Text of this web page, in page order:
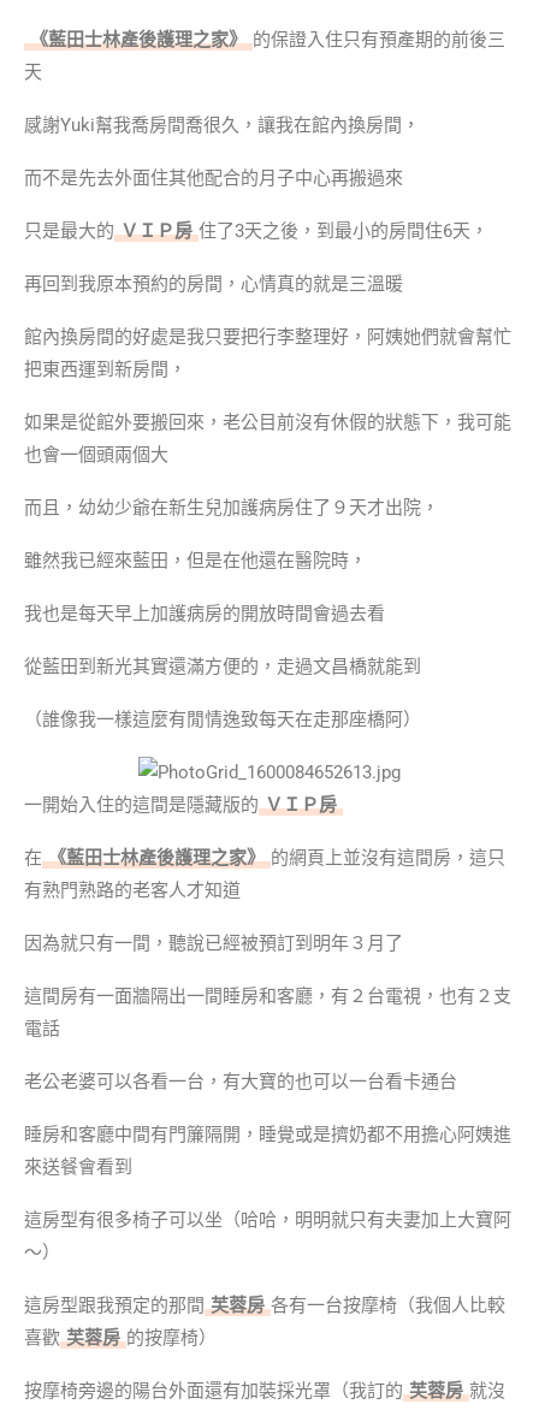
《藍田士林產後護理之家》 的保證入住只有預產期的前後三
天
感謝Yuki幫我喬房間喬很久，讓我在館內換房間，
而不是先去外面住其他配合的月子中心再搬過來
只是最大的 ＶＩＰ房 住了3天之後，到最小的房間住6天，
再回到我原本預約的房間，心情真的就是三溫暖
館內換房間的好處是我只要把行李整理好，阿姨她們就會幫忙
把東西運到新房間，
如果是從館外要搬回來，老公目前沒有休假的狀態下，我可能
也會一個頭兩個大
而且，幼幼少爺在新生兒加護病房住了９天才出院，
雖然我已經來藍田，但是在他還在醫院時，
我也是每天早上加護病房的開放時間會過去看
從藍田到新光其實還滿方便的，走過文昌橋就能到
（誰像我一樣這麼有閒情逸致每天在走那座橋阿）
一開始入住的這間是隱藏版的 ＶＩＰ房
在 《藍田士林產後護理之家》 的網頁上並沒有這間房，這只
有熟門熟路的老客人才知道
因為就只有一間，聽說已經被預訂到明年３月了
這間房有一面牆隔出一間睡房和客廳，有２台電視，也有２支
電話
老公老婆可以各看一台，有大寶的也可以一台看卡通台
睡房和客廳中間有門簾隔開，睡覺或是擠奶都不用擔心阿姨進
來送餐會看到
這房型有很多椅子可以坐（哈哈，明明就只有夫妻加上大寶阿
～）
這房型跟我預定的那間 芙蓉房 各有一台按摩椅（我個人比較
喜歡 芙蓉房 的按摩椅）
按摩椅旁邊的陽台外面還有加裝採光罩（我訂的 芙蓉房 就沒